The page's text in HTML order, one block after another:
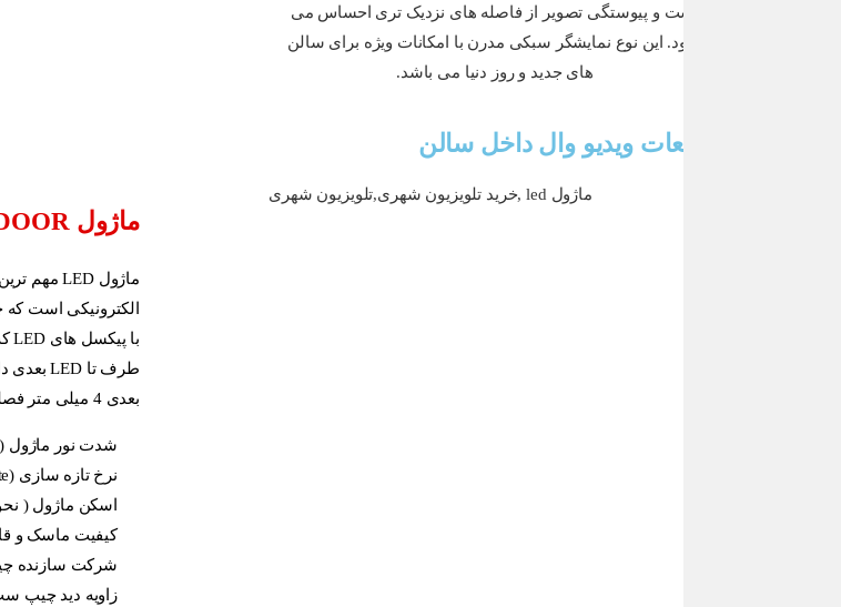
ویدیو وال داخل سالن
الکترونیکی است که چیپ های LED با فاصله مشخص بروی آن قرار گرفته اند
شدت نور ماژول (بر حسب MCD)
اسکن ماژول ( نحوه ی درایو LED که بر فرکانس نمایش ماژول تاثیر مستقیم دارد.)
کیفیت ماسک و قاب ماژول LED
شرکت سازنده چیپ ست LED